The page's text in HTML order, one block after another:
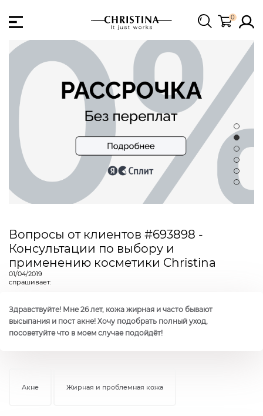
0
Вопросы от клиентов #693898 -
Консультации по выбору и
применению косметики Christina
01/04/2019
спрашивает:
Здравствуйте! Мне 26 лет, кожа жирная и часто бывают
высыпания и пост акне! Хочу подобрать полный уход,
посоветуйте что в моем случае подойдёт!
Акне Жирная и проблемная кожа